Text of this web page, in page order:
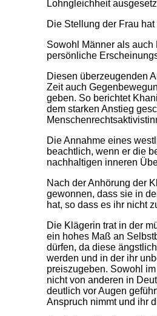
Lohngleichheit
Die Stellung der Frau
Sowohl Männer als auch
persönliche
Diesen überzeugenden
Zeit auch
geben. So berichtet
dem starken Anstieg
Die Annahme eines
beachtlich, wenn er die
nachhaltigen inneren
Nach der Anhörung der
gewonnen, dass sie in
hat, so dass es ihr nicht
Die Klägerin trat in der
ein hohes Maß an
dürfen, da diese
werden und in der ihr
preiszugeben. Sowohl
nicht von anderen in
deutlich vor Augen
Anspruch nimmt und ihr